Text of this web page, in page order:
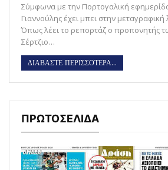
Σύμφωνα με την Πορτογαλική
Γιαννούλης έχει μπει στην μεταγραφική
Όπως λέει το ρεπορτάζ ο προπονητής
Σέρτζιο…
ΔΙΑΒΑΣΤΕ ΠΕΡΙΣΣΟΤΕΡΑ...
ΠΡΩΤΟΣΕΛΙΔΑ